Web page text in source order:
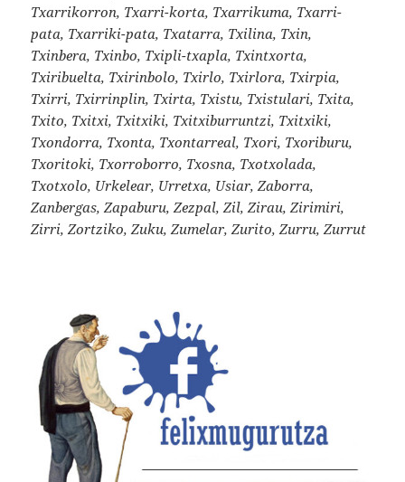
Txarrikorron, Txarri-korta, Txarrikuma, Txarri-
pata, Txarriki-pata, Txatarra, Txilina, Txin,
Txinbera, Txinbo, Txipli-txapla, Txintxorta,
Txiribuelta, Txirinbolo, Txirlo, Txirlora, Txirpia,
Txirri, Txirrinplin, Txirta, Txistu, Txistulari, Txita,
Txito, Txitxi, Txitxiki, Txitxiburruntzi, Txitxiki,
Txondorra, Txonta, Txontarreal, Txori, Txoriburu,
Txoritoki, Txorroborro, Txosna, Txotxolada,
Txotxolo, Urkelear, Urretxa, Usiar, Zaborra,
Zanbergas, Zapaburu, Zezpal, Zil, Zirau, Zirimiri,
Zirri, Zortziko, Zuku, Zumelar, Zurito, Zurru, Zurrut